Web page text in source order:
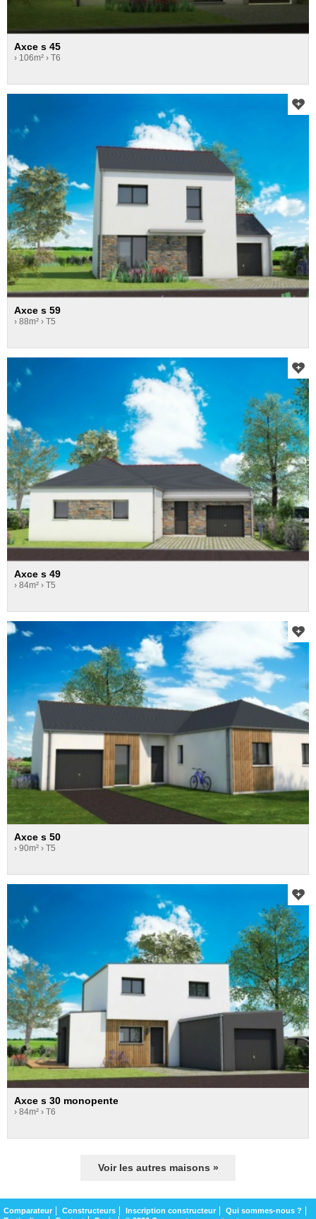
Axce s 45
› 106m² › T6
Axce s 59
› 88m² › T5
Axce s 49
› 84m² › T5
Axce s 50
› 90m² › T5
Axce s 30 monopente
› 84m² › T6
Voir les autres maisons »
Comparateur Constructeurs Inscription constructeur
Qui sommes-nous ?